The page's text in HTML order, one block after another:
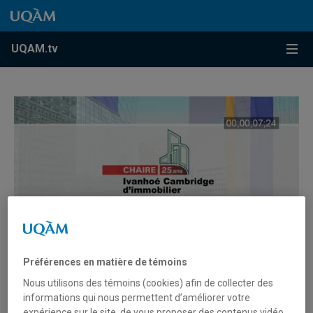
Accéder au contenu
Accéder au menu principal
Accéder à la recherche
Accéder au contenu
Accéder au menu principal
UQAM.tv
Immobilier et changements
climatiques | Les impacts des
Préférences en matière de témoins
Nous utilisons des témoins (cookies) afin de collecter des
informations qui nous permettent d’améliorer votre